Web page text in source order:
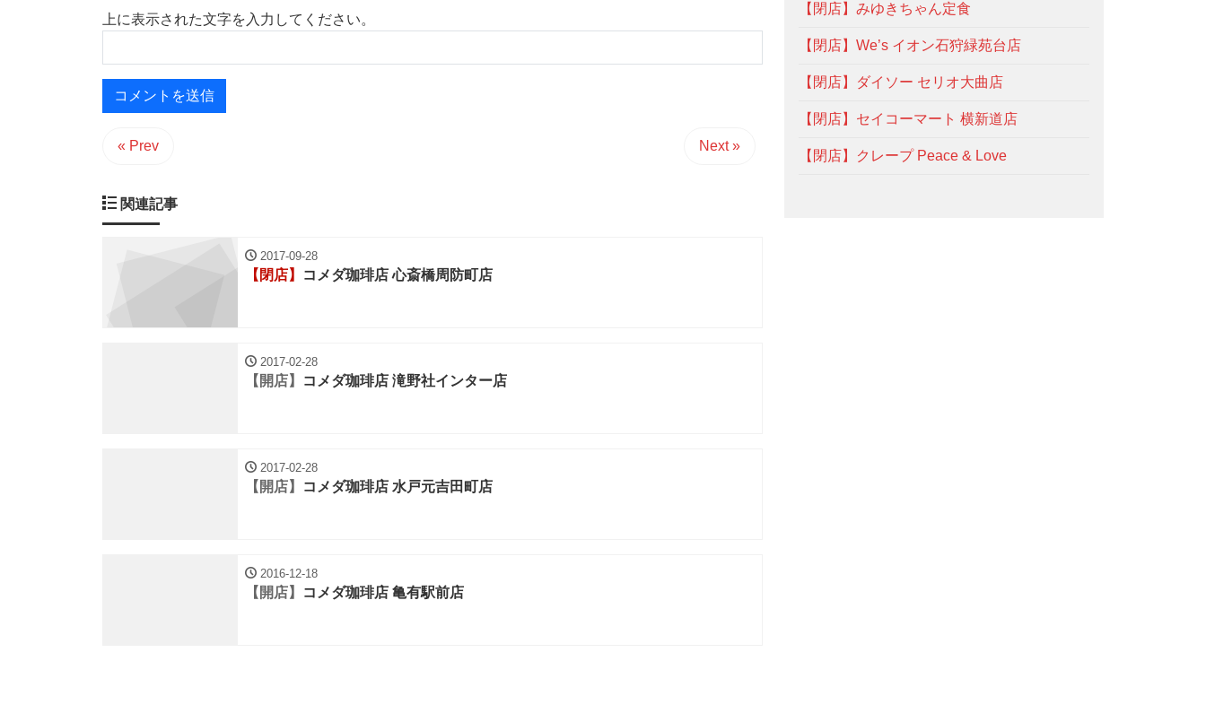
上に表示された文字を入力してください。
« Prev Next »
関連記事
2017-09-28
【閉店】 コメダ珈琲店 心斎橋周防町店
2017-02-28
【開店】 コメダ珈琲店 滝野社インター店
2017-02-28
【開店】 コメダ珈琲店 水戸元吉田町店
2016-12-18
【開店】 コメダ珈琲店 亀有駅前店
【閉店】みゆきちゃん定食
【閉店】We’s イオン石狩緑苑台店
【閉店】ダイソー セリオ大曲店
【閉店】セイコーマート 横新道店
【閉店】クレープ Peace & Love